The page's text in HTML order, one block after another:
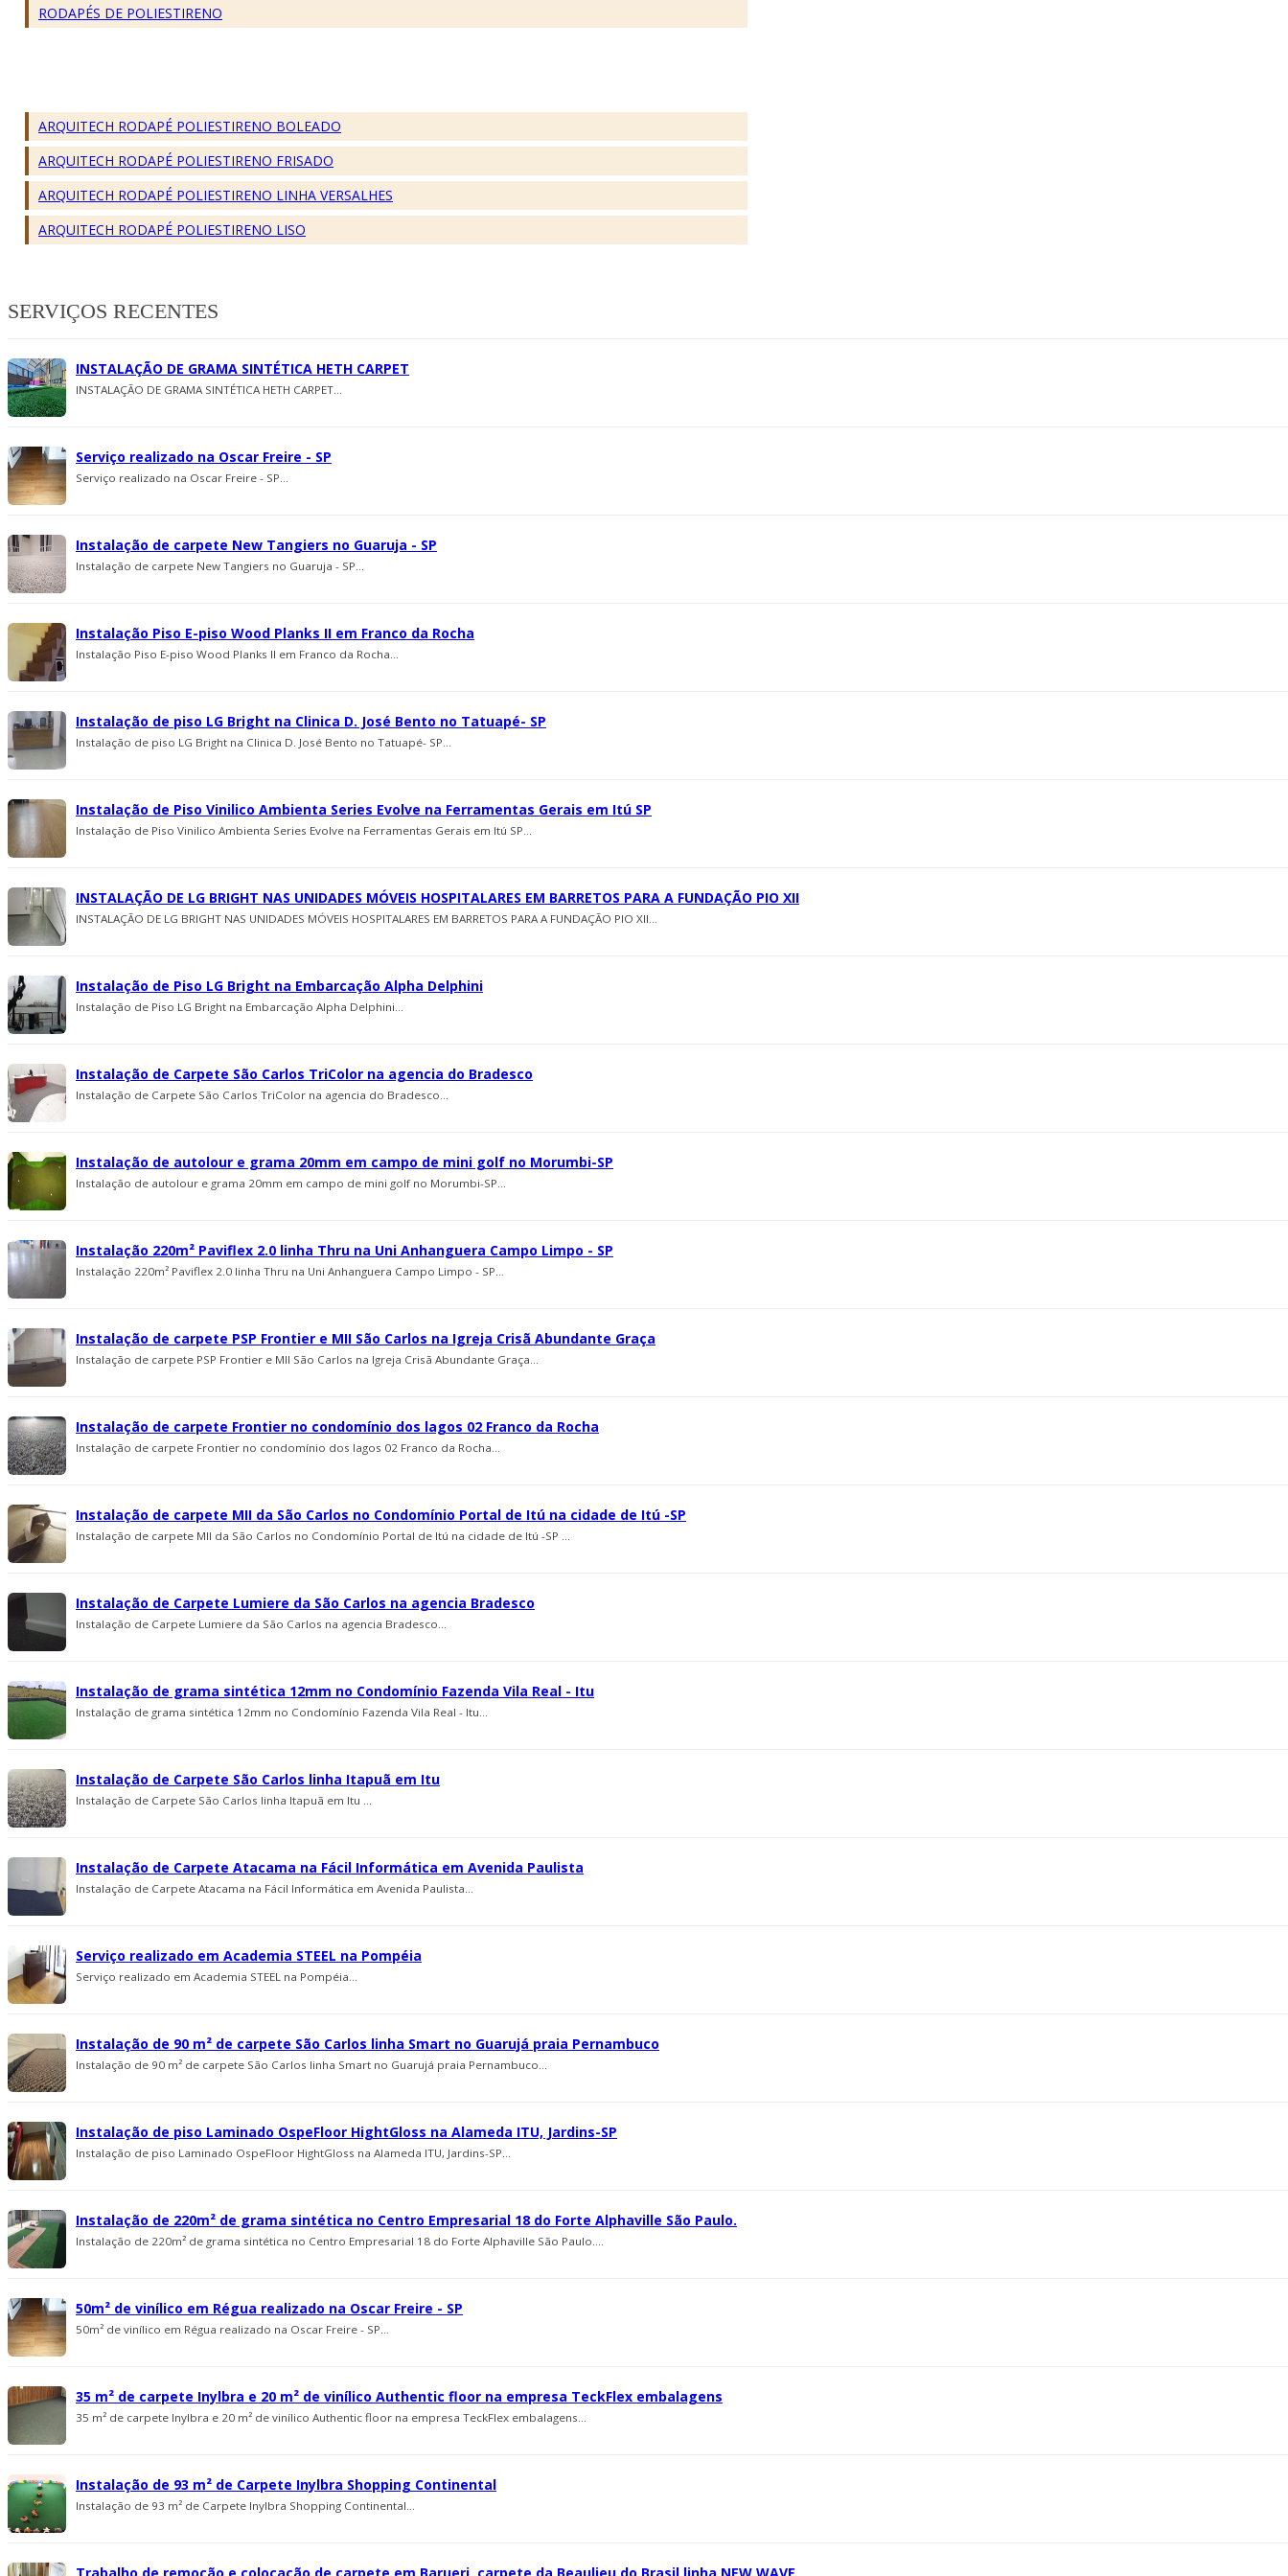
RODAPÉS DE POLIESTIRENO
ARQUITECH RODAPÉ POLIESTIRENO BOLEADO
ARQUITECH RODAPÉ POLIESTIRENO FRISADO
ARQUITECH RODAPÉ POLIESTIRENO LINHA VERSALHES
ARQUITECH RODAPÉ POLIESTIRENO LISO
SERVIÇOS RECENTES
INSTALAÇÃO DE GRAMA SINTÉTICA HETH CARPET
INSTALAÇÃO DE GRAMA SINTÉTICA HETH CARPET...
Serviço realizado na Oscar Freire - SP
Serviço realizado na Oscar Freire - SP...
Instalação de carpete New Tangiers no Guaruja - SP
Instalação de carpete New Tangiers no Guaruja - SP...
Instalação Piso E-piso Wood Planks II em Franco da Rocha
Instalação Piso E-piso Wood Planks II em Franco da Rocha...
Instalação de piso LG Bright na Clinica D. José Bento no Tatuapé- SP
Instalação de piso LG Bright na Clinica D. José Bento no Tatuapé- SP...
Instalação de Piso Vinilico Ambienta Series Evolve na Ferramentas Gerais em Itú SP
Instalação de Piso Vinilico Ambienta Series Evolve na Ferramentas Gerais em Itú SP...
INSTALAÇÃO DE LG BRIGHT NAS UNIDADES MÓVEIS HOSPITALARES EM BARRETOS PARA A FUNDAÇÃO PIO XII
INSTALAÇÃO DE LG BRIGHT NAS UNIDADES MÓVEIS HOSPITALARES EM BARRETOS PARA A FUNDAÇÃO PIO XII...
Instalação de Piso LG Bright na Embarcação Alpha Delphini
Instalação de Piso LG Bright na Embarcação Alpha Delphini...
Instalação de Carpete São Carlos TriColor na agencia do Bradesco
Instalação de Carpete São Carlos TriColor na agencia do Bradesco...
Instalação de autolour e grama 20mm em campo de mini golf no Morumbi-SP
Instalação de autolour e grama 20mm em campo de mini golf no Morumbi-SP...
Instalação 220m² Paviflex 2.0 linha Thru na Uni Anhanguera Campo Limpo - SP
Instalação 220m² Paviflex 2.0 linha Thru na Uni Anhanguera Campo Limpo - SP...
Instalação de carpete PSP Frontier e MII São Carlos na Igreja Crisã Abundante Graça
Instalação de carpete PSP Frontier e MII São Carlos na Igreja Crisã Abundante Graça...
Instalação de carpete Frontier no condomí­nio dos lagos 02 Franco da Rocha
Instalação de carpete Frontier no condomí­nio dos lagos 02 Franco da Rocha...
Instalação de carpete MII da São Carlos no Condomí­nio Portal de Itú na cidade de Itú -SP
Instalação de carpete MII da São Carlos no Condomí­nio Portal de Itú na cidade de Itú -SP ...
Instalação de Carpete Lumiere da São Carlos na agencia Bradesco
Instalação de Carpete Lumiere da São Carlos na agencia Bradesco...
Instalação de grama sintética 12mm no Condomínio Fazenda Vila Real - Itu
Instalação de grama sintética 12mm no Condomínio Fazenda Vila Real - Itu...
Instalação de Carpete São Carlos linha Itapuã em Itu
Instalação de Carpete São Carlos linha Itapuã em Itu ...
Instalação de Carpete Atacama na Fácil Informática em Avenida Paulista
Instalação de Carpete Atacama na Fácil Informática em Avenida Paulista...
Serviço realizado em Academia STEEL na Pompéia
Serviço realizado em Academia STEEL na Pompéia...
Instalação de 90 m² de carpete São Carlos linha Smart no Guarujá praia Pernambuco
Instalação de 90 m² de carpete São Carlos linha Smart no Guarujá praia Pernambuco...
Instalação de piso Laminado OspeFloor HightGloss na Alameda ITU, Jardins-SP
Instalação de piso Laminado OspeFloor HightGloss na Alameda ITU, Jardins-SP...
Instalação de 220m² de grama sintética no Centro Empresarial 18 do Forte Alphaville São Paulo.
Instalação de 220m² de grama sintética no Centro Empresarial 18 do Forte Alphaville São Paulo....
50m² de vinílico em Régua realizado na Oscar Freire - SP
50m² de vinílico em Régua realizado na Oscar Freire - SP...
35 m² de carpete Inylbra e 20 m² de viní­lico Authentic floor na empresa TeckFlex embalagens
35 m² de carpete Inylbra e 20 m² de viní­lico Authentic floor na empresa TeckFlex embalagens...
Instalação de 93 m² de Carpete Inylbra Shopping Continental
Instalação de 93 m² de Carpete Inylbra Shopping Continental...